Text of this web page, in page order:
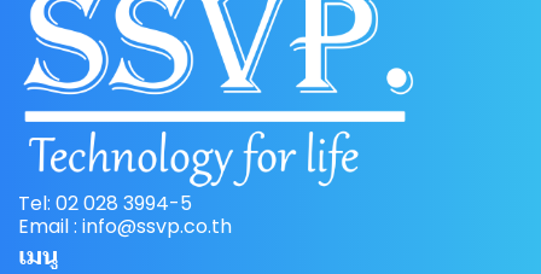
Tel: 02 028 3994-5
Email : info@ssvp.co.th
เมนู